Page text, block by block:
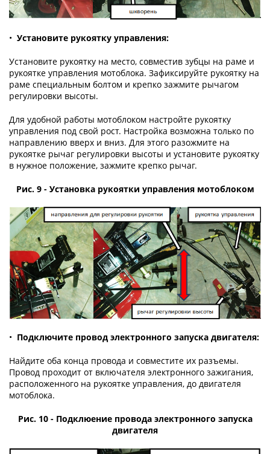
• Установите рукоятку управления:
Установите рукоятку на место, совместив зубцы на раме и
рукоятке управления мотоблока. Зафиксируйте рукоятку на
раме специальным болтом и крепко зажмите рычагом
регулировки высоты.
Для удобной работы мотоблоком настройте рукоятку
управления под свой рост. Настройка возможна только по
направлению вверх и вниз. Для этого разожмите на
рукоятке рычаг регулировки высоты и установите рукоятку
в нужное положение, зажмите крепко рычаг.
Рис. 9 - Установка рукоятки управления мотоблоком
• Подключите провод электронного запуска двигателя:
Найдите оба конца провода и совместите их разъемы.
Провод проходит от включателя электронного зажигания,
расположенного на рукоятке управления, до двигателя
мотоблока.
Рис. 10 - Подклюение провода электронного запуска
двигателя